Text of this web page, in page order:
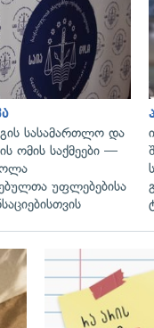
სასამართლო და
ომის საქმეები —
უფლებებისა